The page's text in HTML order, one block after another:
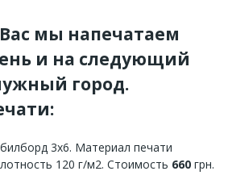
мы напечатаем
и на следующий
город.
3х6. Материал печати
120 г/м2. Стоимость 660 грн.